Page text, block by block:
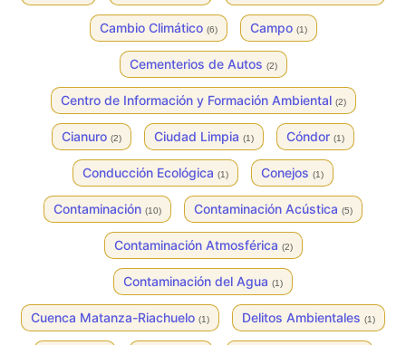
Cambio Climático (6) Campo (1)
Cementerios de Autos (2)
Centro de Información y Formación Ambiental (2)
Cianuro (2) Ciudad Limpia (1) Cóndor (1)
Conducción Ecológica (1) Conejos (1)
Contaminación (10) Contaminación Acústica (5)
Contaminación Atmosférica (2)
Contaminación del Agua (1)
Cuenca Matanza-Riachuelo (1) Delitos Ambientales (1)